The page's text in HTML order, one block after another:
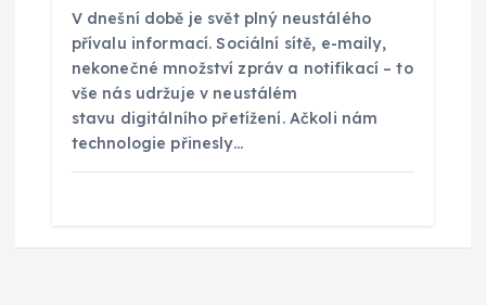
V dnešní době je svět plný neustálého
přívalu informací. Sociální sítě, e-maily,
nekonečné množství zpráv a notifikací – to
vše nás udržuje v neustálém
stavu digitálního přetížení. Ačkoli nám
technologie přinesly…